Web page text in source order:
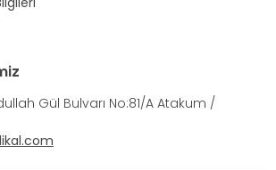
Gül Bulvarı No:81/A Atakum /